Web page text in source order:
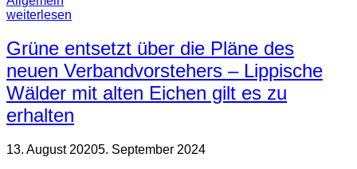
weiterlesen
Grüne entsetzt über die Pläne des
neuen Verbandvorstehers – Lippische
Wälder mit alten Eichen gilt es zu
erhalten
13. August 20205. September 2024